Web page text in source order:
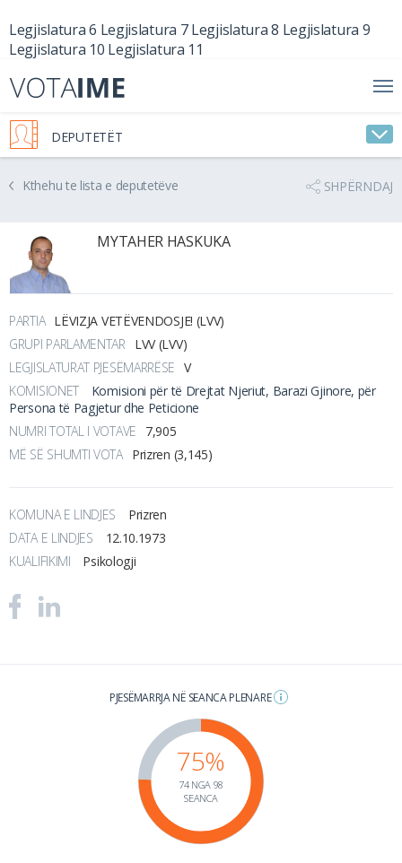
Legjislatura 6 Legjislatura 7 Legjislatura 8 Legjislatura 9
Legjislatura 10 Legjislatura 11
DEPUTETËT
Kthehu te lista e deputetëve SHPËRNDAJ
MYTAHER HASKUKA
PARTIA LËVIZJA VETËVENDOSJE! (LVV)
GRUPI PARLAMENTAR
LVV (LVV)
LEGJISLATURAT PJESËMARRËSE V
KOMISIONET
Komisioni për të Drejtat Njeriut, Barazi Gjinore, për
Persona të Pagjetur dhe Peticione
NUMRI TOTAL I VOTAVE
7,905
MË SË SHUMTI VOTA Prizren (3,145)
KOMUNA E LINDJES
Prizren
DATA E LINDJES
12.10.1973
KUALIFIKIMI
Psikologji
PJESËMARRJA NË SEANCA PLENARE
75%
74 NGA 98
SEANCA